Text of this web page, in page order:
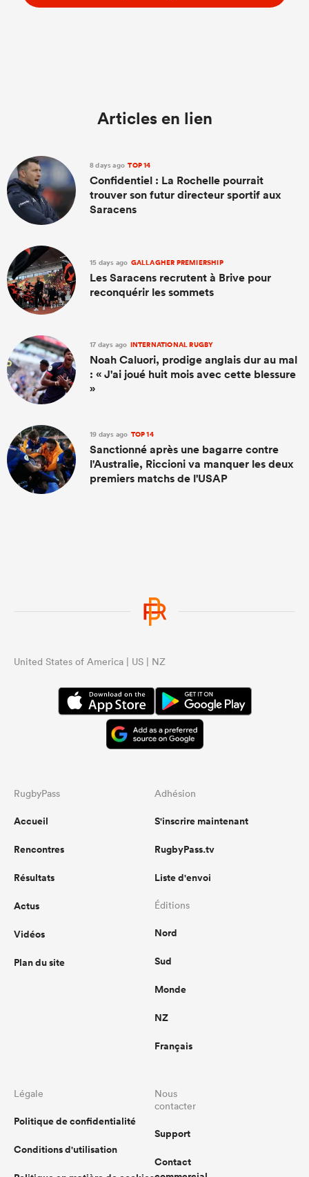
Articles en lien
8 days ago TOP 14
Confidentiel : La Rochelle pourrait
trouver son futur directeur sportif aux
Saracens
15 days ago GALLAGHER PREMIERSHIP
Les Saracens recrutent à Brive pour
reconquérir les sommets
17 days ago INTERNATIONAL RUGBY
Noah Caluori, prodige anglais dur au mal
: « J'ai joué huit mois avec cette blessure
»
19 days ago TOP 14
Sanctionné après une bagarre contre
l'Australie, Riccioni va manquer les deux
premiers matchs de l'USAP
United States of America | US | NZ
RugbyPass
Accueil
Rencontres
Résultats
Actus
Vidéos
Plan du site
Adhésion
S'inscrire maintenant
RugbyPass.tv
Liste d'envoi
Éditions
Nord
Sud
Monde
NZ
Français
Légale
Politique de confidentialité
Conditions d'utilisation
Nous
contacter
Support
Contact